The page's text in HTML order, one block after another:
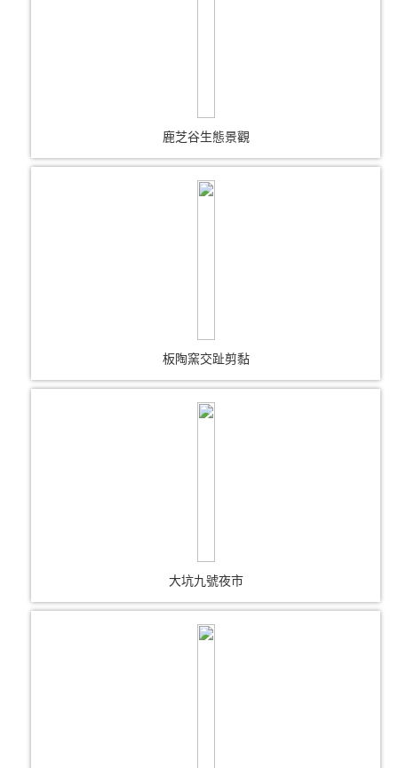
鹿芝谷生態景觀
板陶窯交趾剪黏
大坑九號夜市